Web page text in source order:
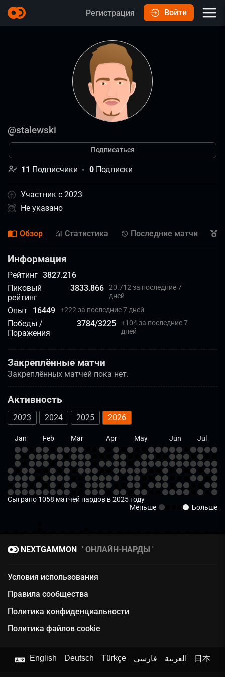
Регистрация Войти
@stalewski
Подписаться
11 Подписчики 0 Подписки
Участник с 2023
Не указано
Обзор Статистика Последние матчи
Информация
Рейтинг 3827.216
Пиковый
рейтинг
3833.866
20.712 за последние 7
дней
Опыт 16449 +222 за последние 7 дней
Победы /
Поражения
3784/3225 +104 за последние 7
дней
Закреплённые матчи
Закреплённых матчей пока нет.
Активность
2023 2024 2025 2026
Jan Feb Mar Apr May Jun Jul
Сыграно 1058 матчей нардов в 2025 году
Меньше
Больше
NEXTGAMMON ОНЛАЙН-НАРДЫ
Условия использования
Правила сообщества
Политика конфиденциальности
Политика файлов cookie
English Deutsch Türkçe فارسی العربية 日本